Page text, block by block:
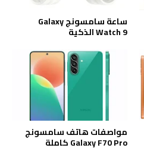
ساعة سامسونج Galaxy
Watch 9 الذكية
مواصفات هاتف سامسونج
Galaxy F70 Pro كاملة